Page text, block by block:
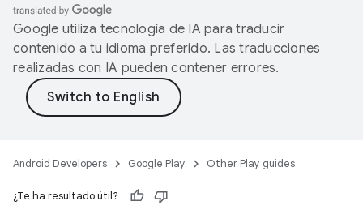
Google utiliza tecnología de IA para traducir
contenido a tu idioma preferido. Las traducciones
realizadas con IA pueden contener errores.
Android Developers Google Play Other Play guides
¿Te ha resultado útil?